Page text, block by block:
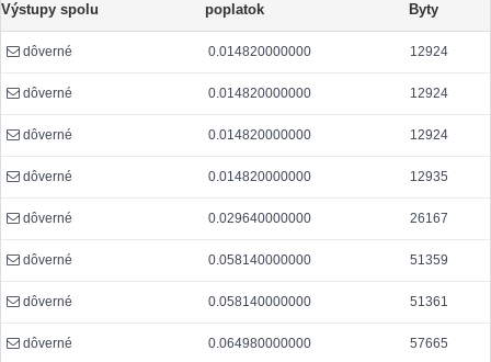
Výstupy spolu poplatok Byty
dôverné 0.014820000000 12924
dôverné 0.014820000000 12924
dôverné 0.014820000000 12924
dôverné 0.014820000000 12935
dôverné 0.029640000000 26167
dôverné 0.058140000000 51359
dôverné 0.058140000000 51361
dôverné 0.064980000000 57665